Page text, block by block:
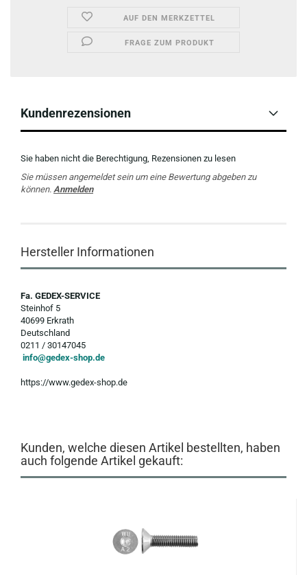
AUF DEN MERKZETTEL
FRAGE ZUM PRODUKT
Kundenrezensionen
Sie haben nicht die Berechtigung, Rezensionen zu lesen
Sie müssen angemeldet sein um eine Bewertung abgeben zu
können. Anmelden
Hersteller Informationen
Fa. GEDEX-SERVICE
Steinhof 5
40699 Erkrath
Deutschland
0211 / 30147045
info@gedex-shop.de
https://www.gedex-shop.de
Kunden, welche diesen Artikel bestellten, haben
auch folgende Artikel gekauft: